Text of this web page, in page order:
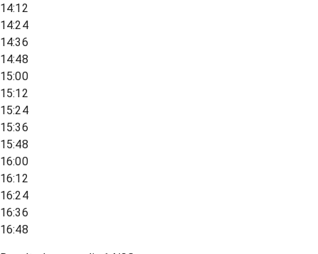
14:12
14:24
14:36
14:48
15:00
15:12
15:24
15:36
15:48
16:00
16:12
16:24
16:36
16:48